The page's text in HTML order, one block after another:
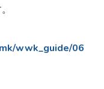
wwk_guide/06